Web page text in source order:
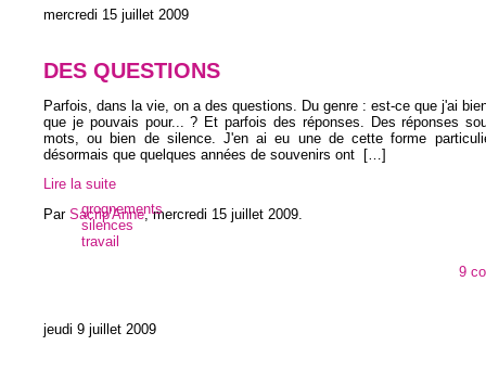
mercredi 15 juillet 2009
DES QUESTIONS
Parfois, dans la vie, on a des questions. Du genre : est-ce que j'ai
que je pouvais pour... ? Et parfois des réponses. Des réponses
mots, ou bien de silence. J'en ai eu une de cette forme
désormais que quelques années de souvenirs ont […]
Lire la suite
Par Sacrip'Anne,mercredi 15 juillet 2009.
grognements
silences
travail
9
jeudi 9 juillet 2009